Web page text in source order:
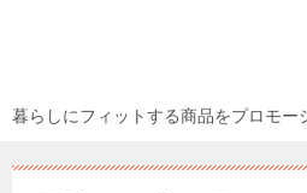
暮らしにフィットする商品をプロモー